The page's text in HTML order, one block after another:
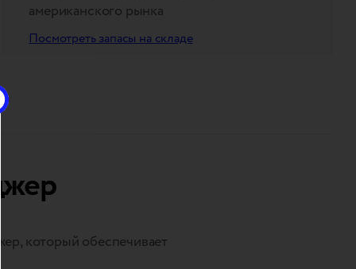
американского рынка
Посмотреть запасы на складе
который обеспечивает